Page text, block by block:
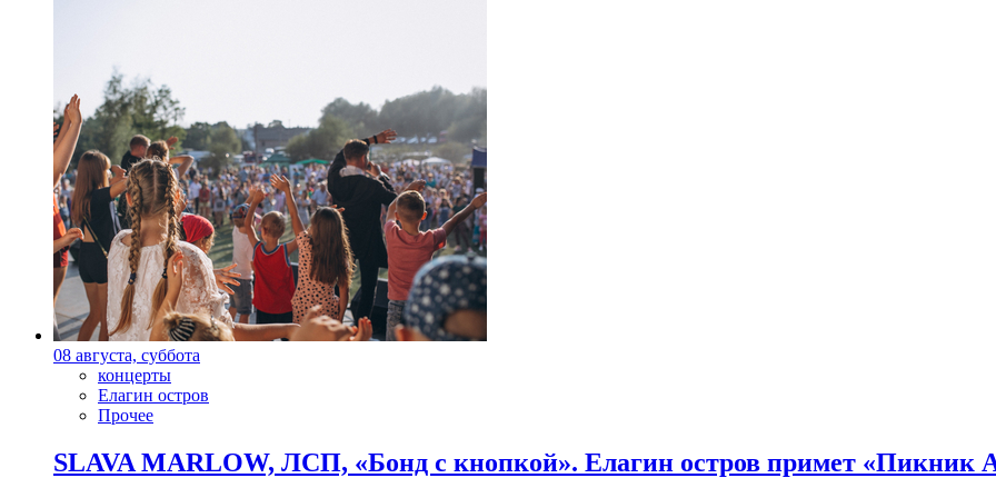
08 августа, суббота
концерты
Елагин остров
Прочее
SLAVA MARLOW, ЛСП, «Бонд с кнопкой». Елагин остров примет «Пикник